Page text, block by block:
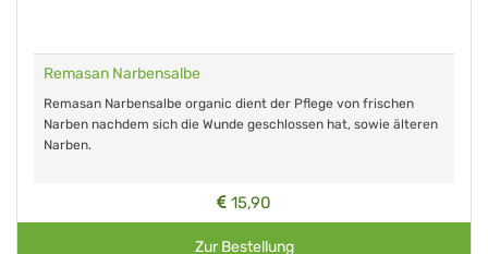
Remasan Narbensalbe
Remasan Narbensalbe organic dient der Pflege von frischen
Narben nachdem sich die Wunde geschlossen hat, sowie älteren
Narben.
15,90
Zur Bestellung